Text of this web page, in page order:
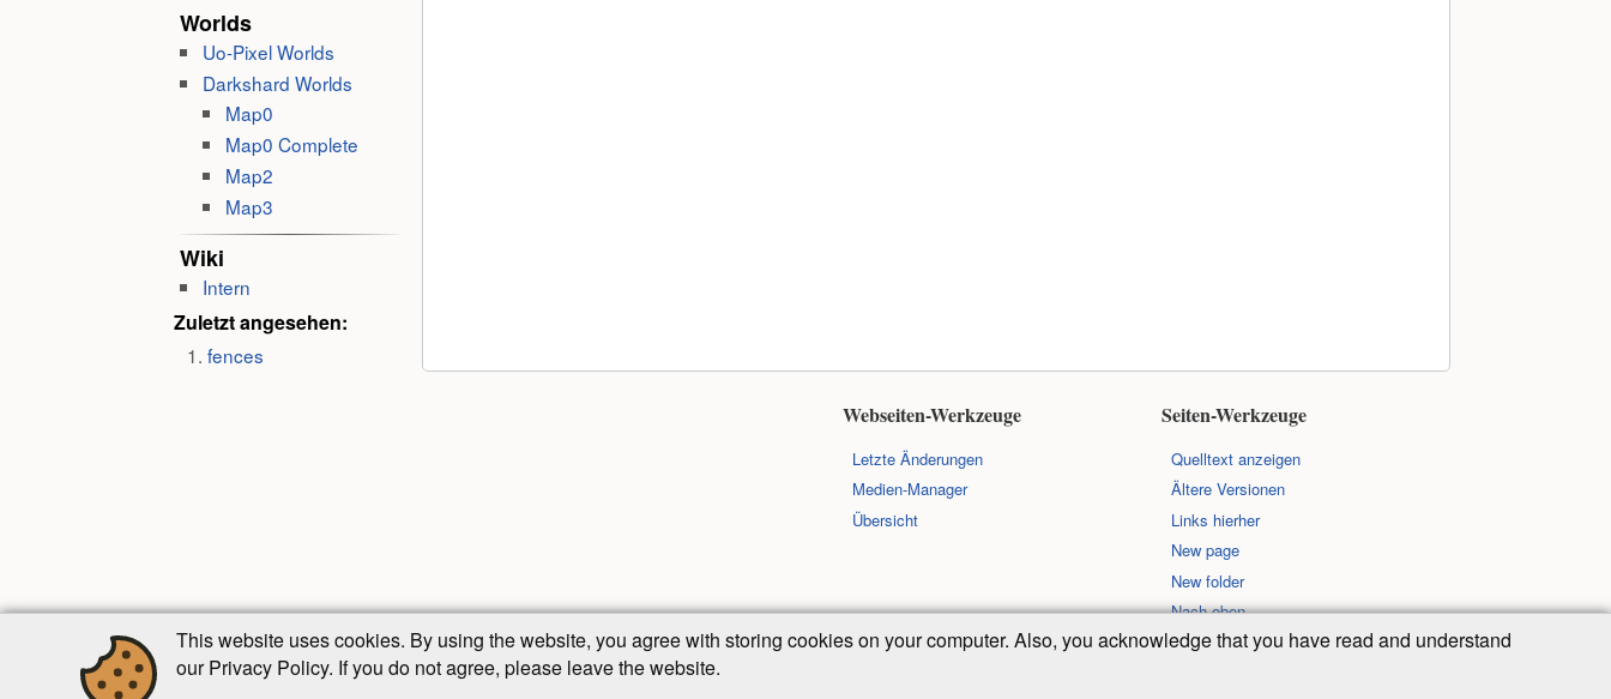
Worlds
Uo-Pixel Worlds
Darkshard Worlds
Map0
Map0 Complete
Map2
Map3
Wiki
Intern
Zuletzt angesehen:
fences
Webseiten-Werkzeuge
Letzte Änderungen
Medien-Manager
Übersicht
Seiten-Werkzeuge
Quelltext anzeigen
Ältere Versionen
Links hierher
New page
New folder
Nach oben
Falls nicht anders bezeichnet, ist der Inhalt dieses Wikis unter der folgenden Lizenz veröffentlicht:
This website uses cookies. By using the website, you agree with storing cookies on your computer. Also, you acknowledge that you have read and understand
our Privacy Policy. If you do not agree, please leave the website.